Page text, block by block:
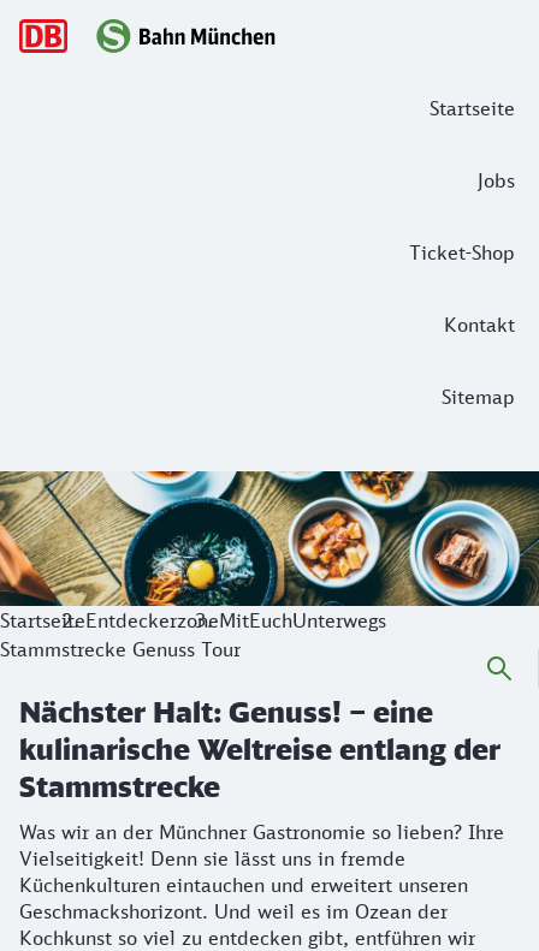
Startseite
Jobs
Ticket-Shop
Kontakt
Sitemap
Hauptnavigation
Nächster Halt: Genuss! – eine
Was wir an der Münchner Gastronomie so lieben? Ihre
StartseiteEntdeckerzoneMitEuchUnterwegs
Stammstrecke Genuss Tour
Nächster Halt: Genuss! – eine
kulinarische Weltreise entlang der
Stammstrecke
Was wir an der Münchner Gastronomie so lieben? Ihre
Vielseitigkeit! Denn sie lässt uns in fremde
Küchenkulturen eintauchen und erweitert unseren
Geschmackshorizont. Und weil es im Ozean der
Kochkunst so viel zu entdecken gibt, entführen wir